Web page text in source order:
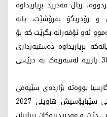
ریال مەدرید بڕیاریداوە
رۆدریگۆ بفرۆشێت، یانە
ئەو ئۆفەرانە بگرێت کە بۆ
بڕیاریداوە دەستبەرداری
هێرشبەرە بەڕازیلییەکە بێت کە 30 یارییە لەسەریەک بە درێسی
بووەتە بژاردەی سێیەمی
بەرگری چەپی ریال مەدرید و دانی سێبایۆسیش هاوینی 2027